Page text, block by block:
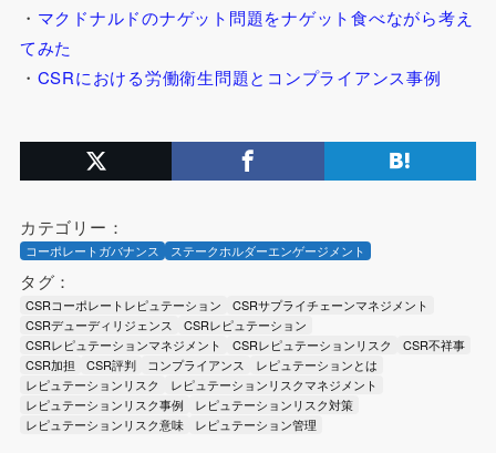
・ マクドナルドのナゲット問題をナゲット食べながら考え
てみた
・ CSRにおける労働衛生問題とコンプライアンス事例
カテゴリー：
コーポレートガバナンス ステークホルダーエンゲージメント
タグ：
CSRコーポレートレピュテーション
CSRサプライチェーンマネジメント
CSRデューディリジェンス
CSRレピュテーション
CSRレピュテーションマネジメント
CSRレピュテーションリスク
CSR不祥事
CSR加担
CSR評判 コンプライアンス
レピュテーションとは
レピュテーションリスク
レピュテーションリスクマネジメント
レピュテーションリスク事例
レピュテーションリスク対策
レピュテーションリスク意味
レピュテーション管理